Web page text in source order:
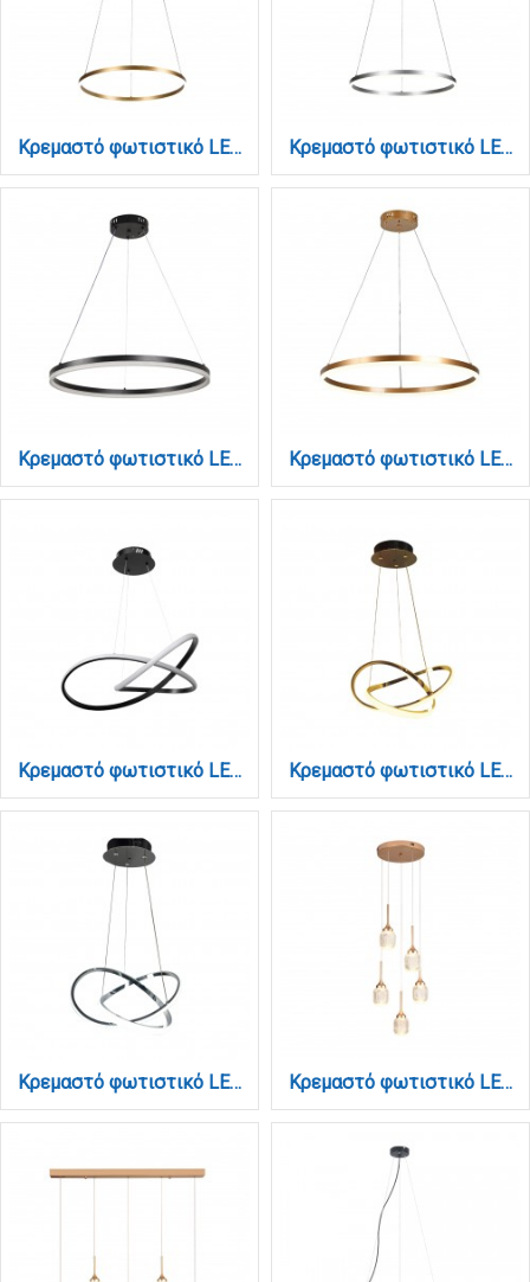
Κρεμαστό φωτιστικό LED 45W 3CCT (by switch on base) D:100cm (6095-AA-Golden) Κρεμαστό φωτιστικό LED 45W 3CCT (by switch on base) D:100cm (6095-AA-Silver)
Κρεμαστό φωτιστικό LED 45W 3CCT (by switch on base) D:60cm (6095-C-Black) Κρεμαστό φωτιστικό LED 45W 3CCT (by switch on base) D:60cm (6095-C-Golden)
Κρεμαστό φωτιστικό LED 48W 3CCT (by switch on base) σε μαύρο χρώμα D:60cm (6081-BL) Κρεμαστό φωτιστικό LED 48W 3CCT (by switch on base) σε χρυσό χρώμα D:60cm (6082-GL)
Κρεμαστό φωτιστικό LED 48W 3CCT (by switch on base) σε χρώμιο D:60cm (6082-CH) Κρεμαστό φωτιστικό LED 5*10W από χρυσαφί μέταλλο και ακρυλικό D:30x200cm (4077-5-Golden)